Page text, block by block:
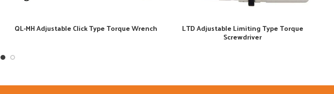
QL-MH Adjustable Click Type Torque Wrench LTD Adjustable Limiting Type Torque
Screwdriver